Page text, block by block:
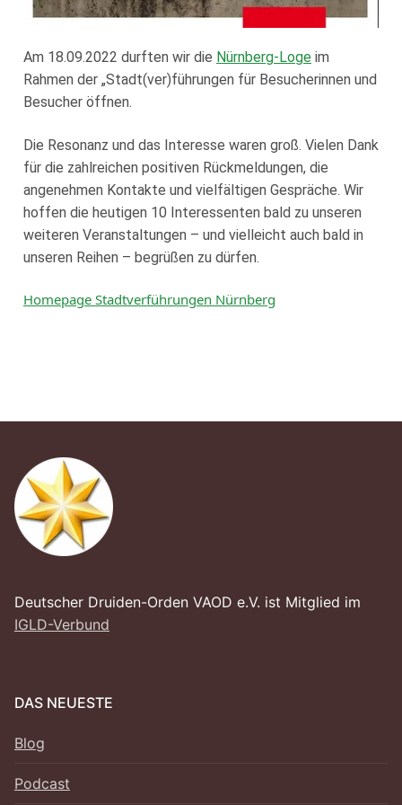
Loge Jade Veritas, Wilhelmshaven
Loge Peredur, Kassel
Loge Zur Bundestreue, Wolfenbüttel
Am 18.09.2022 durften wir die Nürnberg-Loge im
Rahmen der „Stadt(ver)führungen für Besucherinnen und
Besucher öffnen.
Die Resonanz und das Interesse waren groß. Vielen Dank
für die zahlreichen positiven Rückmeldungen, die
angenehmen Kontakte und vielfältigen Gespräche. Wir
hoffen die heutigen 10 Interessenten bald zu unseren
weiteren Veranstaltungen – und vielleicht auch bald in
unseren Reihen – begrüßen zu dürfen.
Homepage Stadtverführungen Nürnberg
Deutscher Druiden-Orden VAOD e.V. ist Mitglied im
IGLD-Verbund
DAS NEUESTE
Blog
Podcast